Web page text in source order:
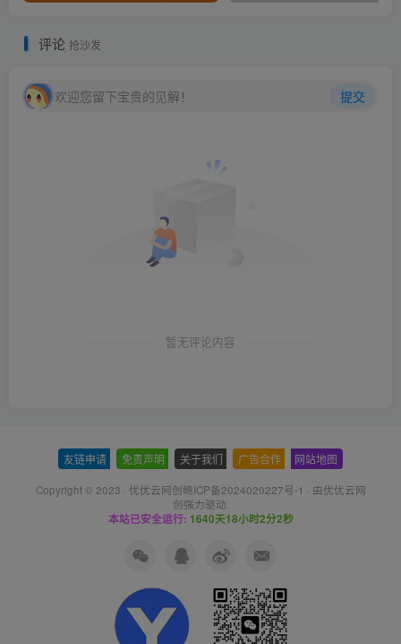
评论 抢沙发
欢迎您留下宝贵的见解！ 提交
暂无评论内容
友链申请 免责声明 关于我们 广告合作 网站地图
Copyright © 2023 · 优优云网创赣ICP备2024020227号-1 · 由优优云网
创强力驱动.
本站已安全运行: 1640天18小时2分3秒